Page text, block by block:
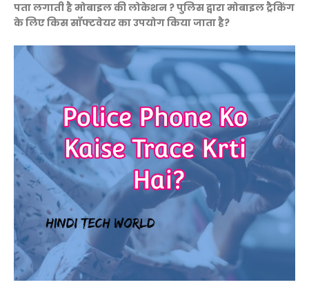
पता लगाती है मोबाइल की लोकेशन ? पुलिस द्वारा मोबाइल ट्रैकिंग
के लिए किस सॉफ्टवेयर का उपयोग किया जाता है?